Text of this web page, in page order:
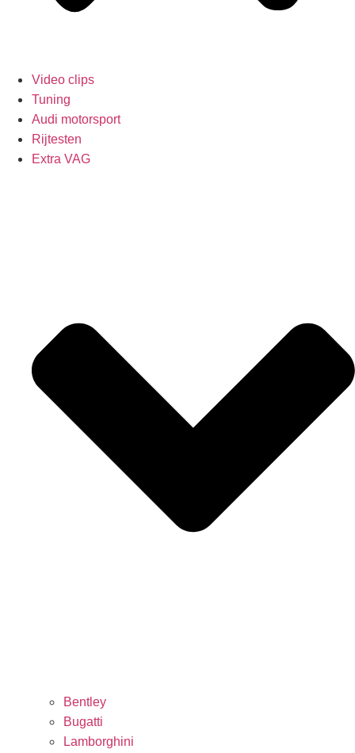
Video clips
Tuning
Audi motorsport
Rijtesten
Extra VAG
Bentley
Bugatti
Lamborghini